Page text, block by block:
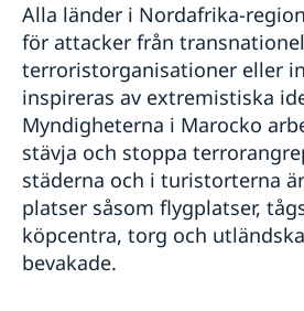
Avgifter
Pass i Marocko
Förnyelse av pass för vuxna
Förnyelse av pass för barn under
Ansökan om pass för barn under
Samordningsnummer
Provisoriskt pass
Öppettider och tidsbokning -
pass/nationell id-handling
Nationellt id-kort
Hämta ut mitt pass på ett
Legaliseringar
Överföring av pengar
Gifta sig i Marocko
Vigsel i Marocko enligt
Svenskar i Världen
Svenskt körkort i Marocko
Tappat ditt svenska körkort
Förnyelse av körkort
Ambassadens reseinformation -
Aktuella händelser
Allmänna säkerhetsläget
Terrorism
Naturförhållanden och
In- och utresebestämmelser
Hälso- och sjukvård
Lokala lagar, sedvänjor och språk
Kriminalitet och personlig
Trafiksäkerhet
Alla länder i Nordafrika-
för attacker från
terroristorganisationer eller
inspireras av extremistiska
Myndigheterna i Marocko
stävja och stoppa
städerna och i turistorterna
platser såsom flygplatser,
köpcentra, torg och
bevakade.